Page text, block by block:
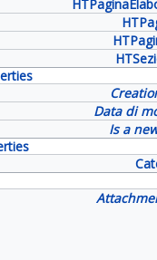
Data di
Is a